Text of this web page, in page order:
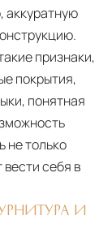
аккуратную
признаки,
покрытия,
понятная
не только
себя в
И